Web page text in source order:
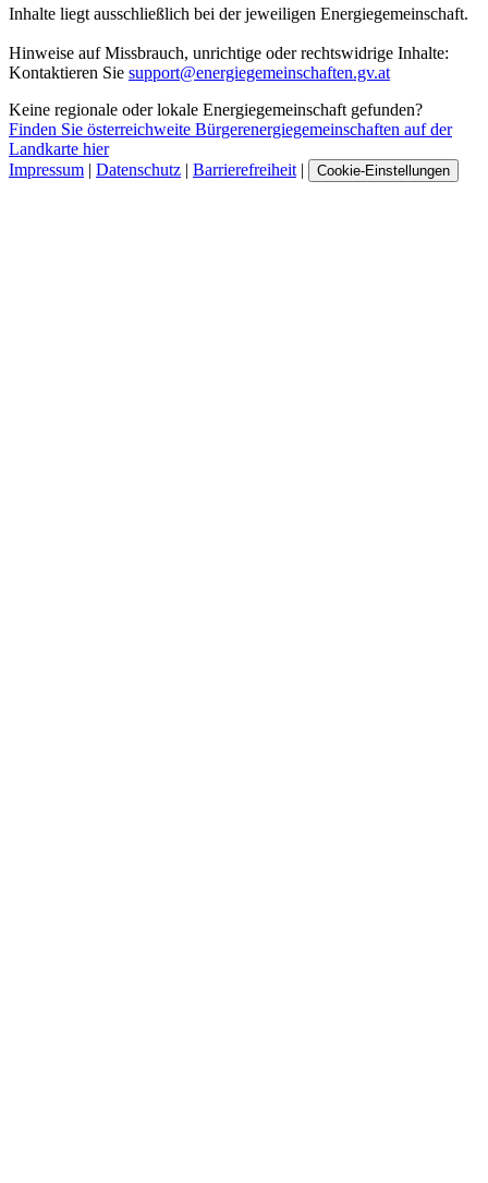
Inhalte liegt ausschließlich bei der jeweiligen Energiegemeinschaft.
Hinweise auf Missbrauch, unrichtige oder rechtswidrige Inhalte:
Kontaktieren Sie support@energiegemeinschaften.gv.at
Keine regionale oder lokale Energiegemeinschaft gefunden?
Finden Sie österreichweite Bürgerenergiegemeinschaften auf der
Landkarte hier
Impressum | Datenschutz | Barrierefreiheit | Cookie-Einstellungen